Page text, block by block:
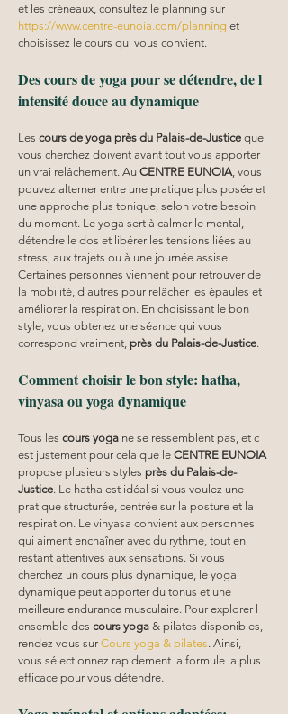
et les créneaux, consultez le planning sur
https://www.centre-eunoia.com/planning et
choisissez le cours qui vous convient.
Des cours de yoga pour se détendre, de l
intensité douce au dynamique
Les cours de yoga près du Palais-de-Justice que
vous cherchez doivent avant tout vous apporter
un vrai relâchement. Au CENTRE EUNOIA , vous
pouvez alterner entre une pratique plus posée et
une approche plus tonique, selon votre besoin
du moment. Le yoga sert à calmer le mental,
détendre le dos et libérer les tensions liées au
stress, aux trajets ou à une journée assise.
Certaines personnes viennent pour retrouver de
la mobilité, d autres pour relâcher les épaules et
améliorer la respiration. En choisissant le bon
style, vous obtenez une séance qui vous
correspond vraiment, près du Palais-de-Justice.
Comment choisir le bon style: hatha,
vinyasa ou yoga dynamique
Tous les cours yoga ne se ressemblent pas, et c
est justement pour cela que le CENTRE EUNOIA
propose plusieurs styles près du Palais-de-
Justice. Le hatha est idéal si vous voulez une
pratique structurée, centrée sur la posture et la
respiration. Le vinyasa convient aux personnes
qui aiment enchaîner avec du rythme, tout en
restant attentives aux sensations. Si vous
cherchez un cours plus dynamique, le yoga
dynamique peut apporter du tonus et une
meilleure endurance musculaire. Pour explorer l
ensemble des cours yoga & pilates disponibles,
rendez vous sur Cours yoga & pilates. Ainsi,
vous sélectionnez rapidement la formule la plus
efficace pour vous détendre.